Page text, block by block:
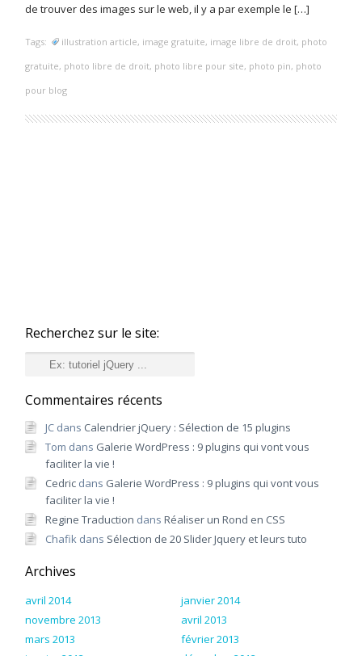
de trouver des images sur le web, il y a par exemple le […]
Tags: illustration article, image gratuite, image libre de droit, photo
gratuite, photo libre de droit, photo libre pour site, photo pin, photo
pour blog
Recherchez sur le site:
Recherche
Commentaires récents
JC dans Calendrier jQuery : Sélection de 15 plugins
Tom dans Galerie WordPress : 9 plugins qui vont vous
faciliter la vie !
Cedric dans Galerie WordPress : 9 plugins qui vont vous
faciliter la vie !
Regine Traduction dansRéaliser un Rond en CSS
Chafik dans Sélection de 20 Slider Jquery et leurs tuto
Archives
avril 2014
janvier 2014
novembre 2013
avril 2013
mars 2013
février 2013